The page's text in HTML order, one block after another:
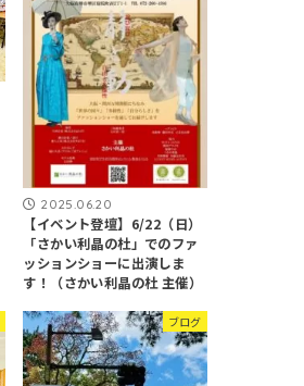
2025.06.20
【イベント登壇】6/22（日）
「さかい利晶の杜」でのファ
ッションショーに出演しま
す！（さかい利晶の杜 主催）
ブログ